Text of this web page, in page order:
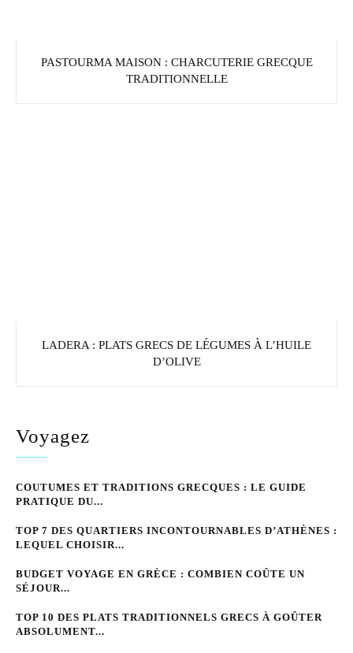
PASTOURMA MAISON : CHARCUTERIE GRECQUE
TRADITIONNELLE
LADERA : PLATS GRECS DE LÉGUMES À L’HUILE
D’OLIVE
Voyagez
COUTUMES ET TRADITIONS GRECQUES : LE GUIDE
PRATIQUE DU...
TOP 7 DES QUARTIERS INCONTOURNABLES D’ATHÈNES :
LEQUEL CHOISIR...
BUDGET VOYAGE EN GRÈCE : COMBIEN COÛTE UN
SÉJOUR...
TOP 10 DES PLATS TRADITIONNELS GRECS À GOÛTER
ABSOLUMENT...